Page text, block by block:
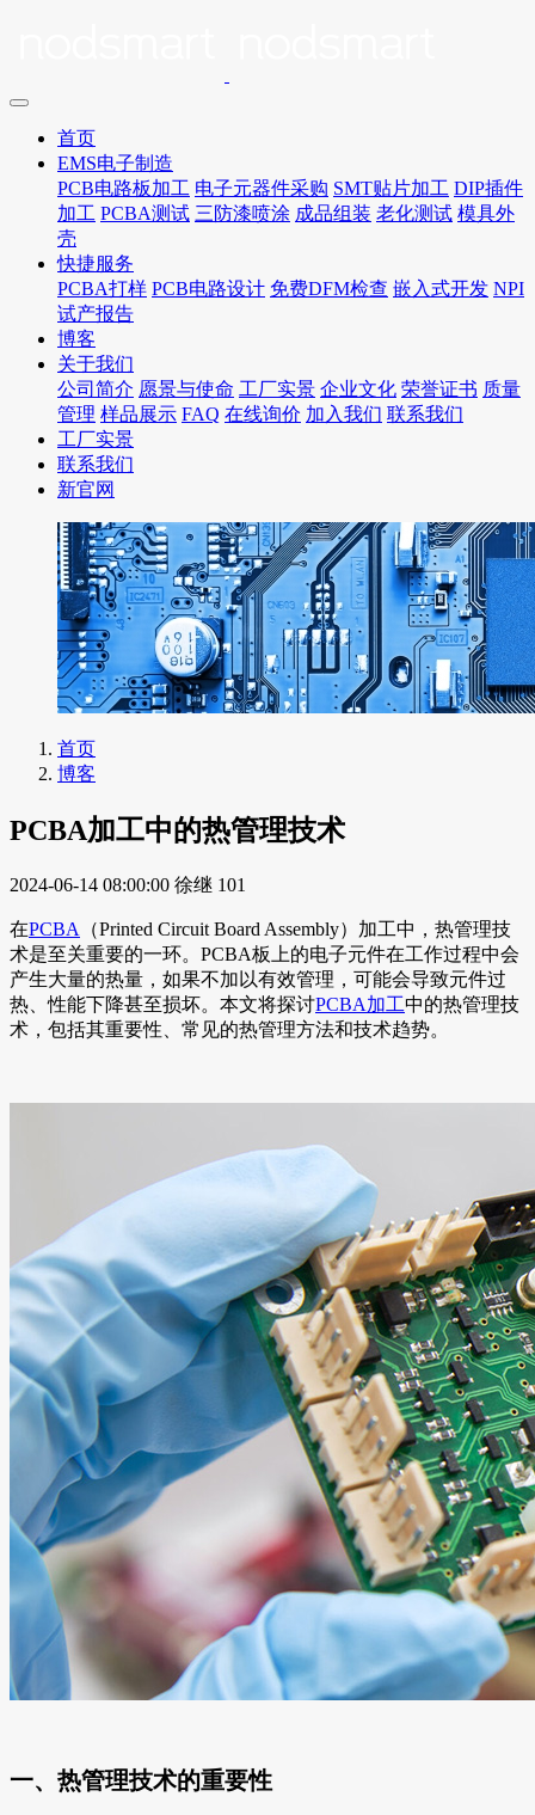
首页
EMS电子制造
PCB电路板加工 电子元器件采购 SMT贴片加工 DIP插件
加工 PCBA测试 三防漆喷涂 成品组装 老化测试 模具外
壳
快捷服务
PCBA打样 PCB电路设计 免费DFM检查 嵌入式开发 NPI
试产报告
博客
关于我们
公司简介 愿景与使命 工厂实景 企业文化 荣誉证书 质量
管理 样品展示 FAQ 在线询价 加入我们 联系我们
工厂实景
联系我们
新官网
首页
博客
PCBA加工中的热管理技术
2024-06-14 08:00:00 徐继 101
在PCBA
（Printed Circuit Board Assembly）加工中，热管理技
术是至关重要的一环。PCBA板上的电子元件在工作过程中会
产生大量的热量，如果不加以有效管理，可能会导致元件过
热、性能下降甚至损坏。本文将探讨PCBA加工中的热管理技
术，包括其重要性、常见的热管理方法和技术趋势。
一、热管理技术的重要性